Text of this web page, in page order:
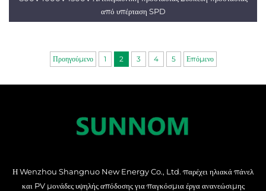
από υπέρταση SPD
Προηγούμενο 1 2 3 4 5 Επόμενο
Η Wenzhou Shangnuo New Energy Co., Ltd. παρέχει ηλιακά πάνελ
και PV μονάδες υψηλής απόδοσης για παγκόσμια έργα ανανεώσιμης